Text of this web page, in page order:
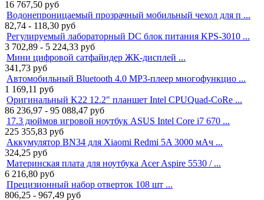
16 767,50 руб
Водонепроницаемый прозрачный мобильный чехол для п ...
82,74 - 118,30 руб
Регулируемый лабораторный DC блок питания KPS-3010 ...
3 702,89 - 5 224,33 руб
Мини цифровой сатфайндер ЖК-дисплей ...
341,73 руб
Автомобильный Bluetooth 4.0 MP3-плеер многофункцио ...
1 169,11 руб
Оригинальный K22 12.2" планшет Intel CPUQuad-CoRe ...
86 236,97 - 95 088,47 руб
17.3 дюймов игровой ноутбук ASUS Intel Core i7 670 ...
225 355,83 руб
Аккумулятор BN34 для Xiaomi Redmi 5A 3000 мАч ...
324,25 руб
Материнская плата для ноутбука Acer Aspire 5530 / ...
6 216,80 руб
Прецизионный набор отверток 108 шт ...
806,25 - 967,49 руб